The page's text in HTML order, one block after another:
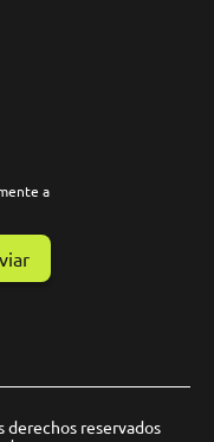
a
derechos reservados